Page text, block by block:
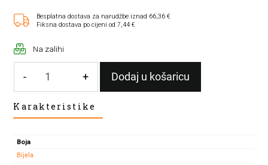
Besplatna dostava za narudžbe iznad 66,36 €
Fiksna dostava po cijeni od 7,44 €
Na zalihi
-
SA
2xE27
količina
+ Dodaj u košaricu
Karakteristike
Boja
Bijela